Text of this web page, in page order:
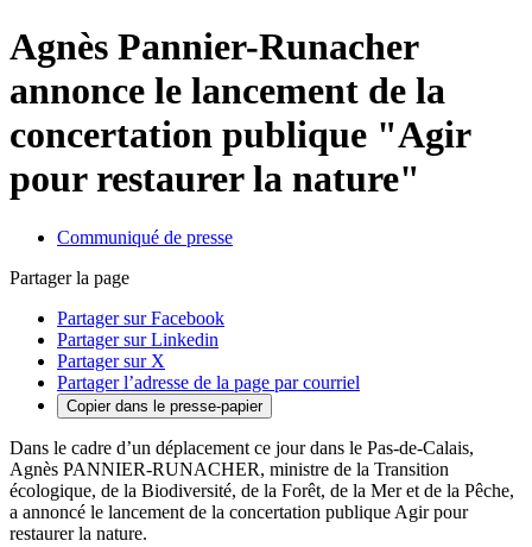
Agnès Pannier-Runacher
annonce le lancement de la
concertation publique "Agir
pour restaurer la nature"
Communiqué de presse
Partager la page
Partager sur Facebook
Partager sur Linkedin
Partager sur X
Partager l’adresse de la page par courriel
Copier dans le presse-papier
Dans le cadre d’un déplacement ce jour dans le Pas-de-Calais,
Agnès PANNIER-RUNACHER, ministre de la Transition
écologique, de la Biodiversité, de la Forêt, de la Mer et de la Pêche,
a annoncé le lancement de la concertation publique Agir pour
restaurer la nature.